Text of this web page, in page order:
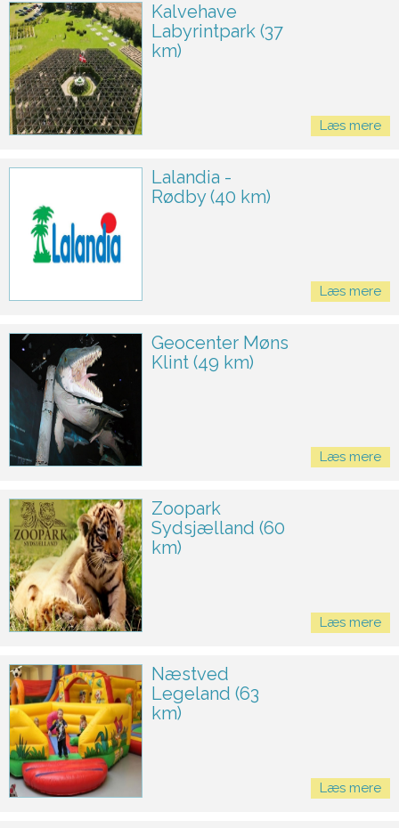
Kalvehave
Labyrintpark (37
km)
Læs mere
Lalandia -
Rødby (40 km)
Læs mere
Geocenter Møns
Klint (49 km)
Læs mere
Zoopark
Sydsjælland (60
km)
Læs mere
Næstved
Legeland (63
km)
Læs mere